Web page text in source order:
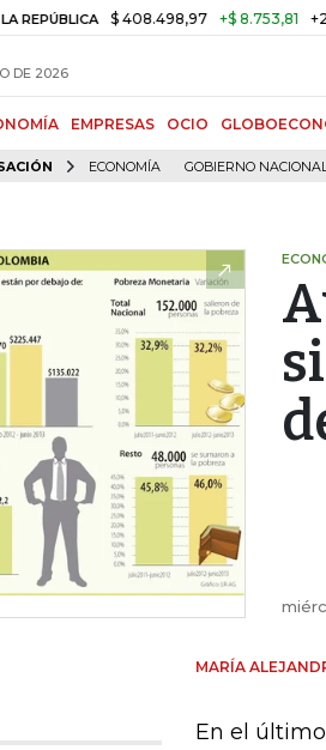
$ 408.498,97 +$ 8.753,81 +2,19%
DE 2026
EMPRESAS OCIO
ECONOMÍA GOBIERNO
MARÍA
En el